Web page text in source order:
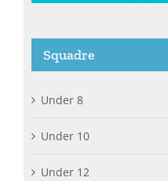
Squadre
Under 8
Under 10
Under 12